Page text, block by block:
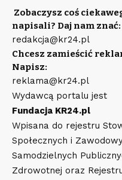
Zobaczysz coś
napisali? Daj nam znać:
redakcja@kr24.pl
Chcesz zamieścić
Napisz:
reklama@kr24.pl
Wydawcą portalu jest
Fundacja KR24.pl
Wpisana do rejestru
Społecznych i
Samodzielnych
Zdrowotnej oraz